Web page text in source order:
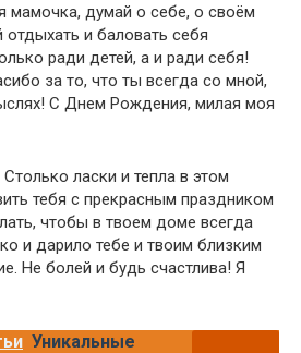
мамочка, думай о себе, о своём
и баловать себя
ради детей, а и ради себя!
за то, что ты всегда со мной,
С Днем Рождения, милая моя
ласки и тепла в этом
тебя с прекрасным праздником
чтобы в твоем доме всегда
и дарило тебе и твоим близким
Не болей и будь счастлива! Я
Уникальные